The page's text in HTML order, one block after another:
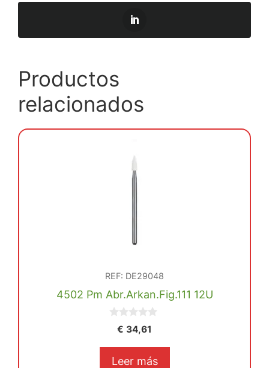
Productos
relacionados
REF: DE29048
4502 Pm Abr.Arkan.Fig.111 12U
€ 34,61
Leer más